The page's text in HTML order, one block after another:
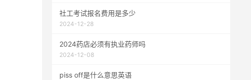
社工考试报名费用是多少
2024-12-28
2024药店必须有执业药师吗
2024-12-08
piss off是什么意思英语